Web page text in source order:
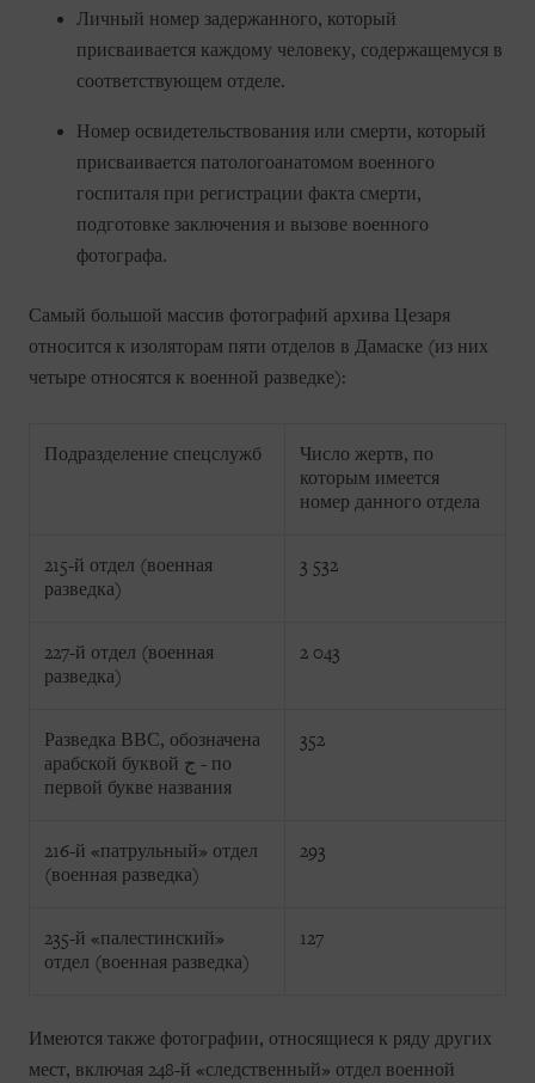
Личный номер задержанного, который
присваивается каждому человеку, содержащемуся в
соответствующем отделе.
Номер освидетельствования или смерти, который
присваивается патологоанатомом военного
госпиталя при регистрации факта смерти,
подготовке заключения и вызове военного
фотографа.
Самый большой массив фотографий архива Цезаря
относится к изоляторам пяти отделов в Дамаске (из них
четыре относятся к военной разведке):
Подразделение спецслужб
Число жертв, по
которым имеется
номер данного отдела
215-й отдел (военная
разведка)
3 532
227-й отдел (военная
разведка)
2 043
Разведка ВВС, обозначена
арабской буквой ج - по
первой букве названия
352
216-й «патрульный» отдел
(военная разведка)
293
235-й «палестинский»
отдел (военная разведка)
127
Имеются также фотографии, относящиеся к ряду других
мест, включая 248-й «следственный» отдел военной